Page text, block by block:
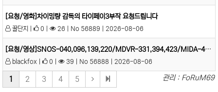
[요청/영화]차이밍량 감독의 타이페이3부작 요청드립니다
꿀단지 | 0 | 26 | No 56889 | 2026-08-06
[요청/영상]SNOS-040,096,139,220/MDVR-331,394,423/MIDA-462,501,836 부탁합니다
blackfox | 0 | 39 | No 56888 | 2026-08-06
1 2 3 4 5 관리 : FoRuM69